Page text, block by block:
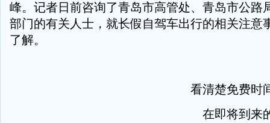
峰。记者日前咨询了青岛市高管处、青岛市公路
部门的有关人士，就长假自驾车出行的相关注意
了解。
看清楚免费时
在即将到来